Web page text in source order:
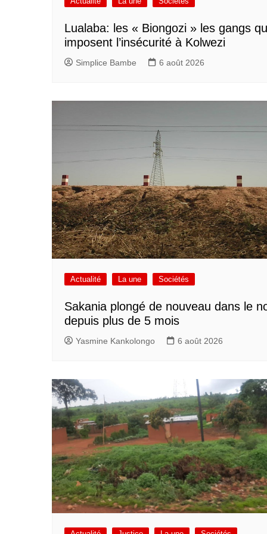
Lualaba: les « Biongozi » les gangs
imposent l’insécurité à Kolwezi
Simplice Bambe 6 août 2026
Actualité La une Sociétés
Sakania plongé de nouveau dans le
depuis plus de 5 mois
Yasmine Kankolongo 6 août 2026